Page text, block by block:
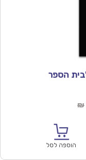
₪
הוספה לסל